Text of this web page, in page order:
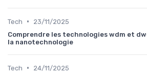
Tech •
23/11/2025
Comprendre les technologies wdm et
la nanotechnologie
Tech •
24/11/2025